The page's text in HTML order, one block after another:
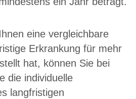
eine vergleichbare
Erkrankung für mehr
hat, können Sie bei
die individuelle
langfristigen